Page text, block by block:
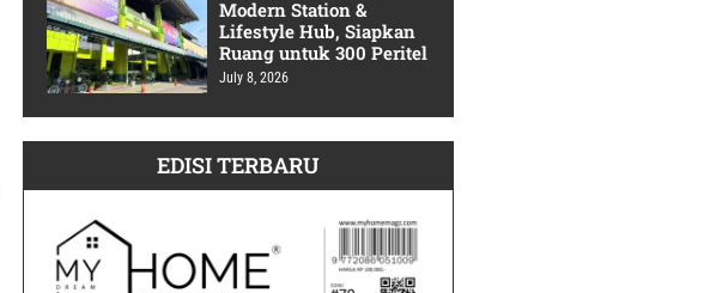
Modern Station &
Lifestyle Hub, Siapkan
Ruang untuk 300 Peritel
July 8, 2026
EDISI TERBARU